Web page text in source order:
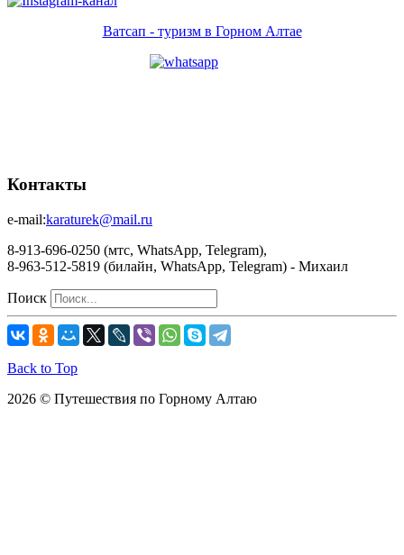
Ватсап - туризм в Горном Алтае
Контакты
e-mail:karaturek@mail.ru
8-913-696-0250 (мтс, WhatsApp, Telegram),
8-963-512-5819 (билайн, WhatsApp, Telegram) - Михаил
Поиск
Back to Top
2026 © Путешествия по Горному Алтаю